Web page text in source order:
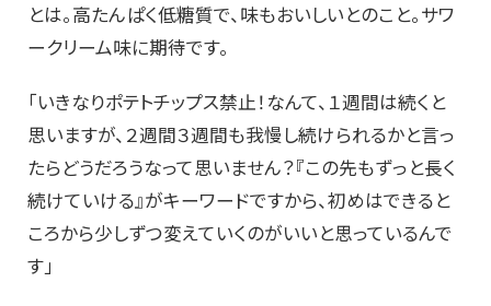
とは。高たんぱく低糖質で、味もおいしいとのこと。サワ
ークリーム味に期待です。
「いきなりポテトチップス禁止！なんて、１週間は続くと
思いますが、２週間３週間も我慢し続けられるかと言っ
たらどうだろうなって思いません？『この先もずっと長く
続けていける』がキーワードですから、初めはできると
ころから少しずつ変えていくのがいいと思っているんで
す」